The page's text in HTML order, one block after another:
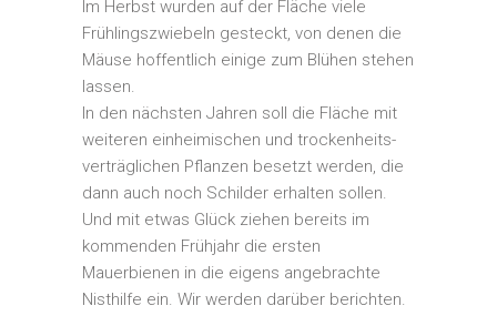
Im Herbst wurden auf der Fläche viele
Frühlingszwiebeln gesteckt, von denen die
Mäuse hoffentlich einige zum Blühen stehen
lassen.
In den nächsten Jahren soll die Fläche mit
weiteren einheimischen und trockenheits-
verträglichen Pflanzen besetzt werden, die
dann auch noch Schilder erhalten sollen.
Und mit etwas Glück ziehen bereits im
kommenden Frühjahr die ersten
Mauerbienen in die eigens angebrachte
Nisthilfe ein. Wir werden darüber berichten.